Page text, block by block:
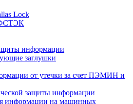
Lock
информации
заглушки
от утечки за счет ПЭМИН и
защиты информации
информации на машинных